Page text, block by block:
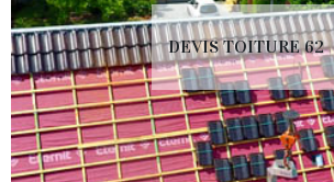
DEVIS TOITURE 62